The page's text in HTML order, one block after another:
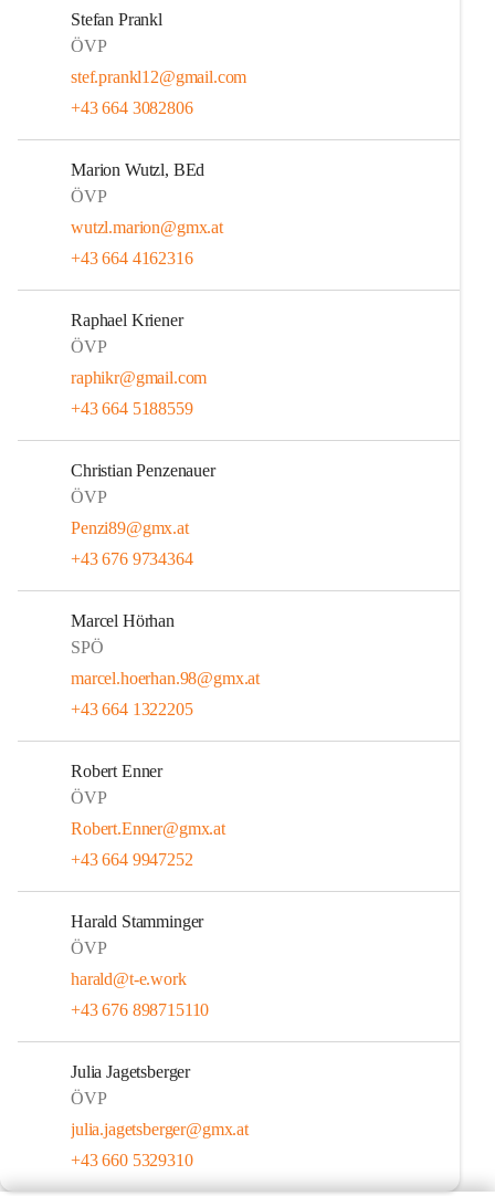
Stefan Prankl
ÖVP
stef.prankl12@gmail.com
+43 664 3082806
Marion Wutzl, BEd
ÖVP
wutzl.marion@gmx.at
+43 664 4162316
Raphael Kriener
ÖVP
raphikr@gmail.com
+43 664 5188559
Christian Penzenauer
ÖVP
Penzi89@gmx.at
+43 676 9734364
Marcel Hörhan
SPÖ
marcel.hoerhan.98@gmx.at
+43 664 1322205
Robert Enner
ÖVP
Robert.Enner@gmx.at
+43 664 9947252
Harald Stamminger
ÖVP
harald@t-e.work
+43 676 898715110
Julia Jagetsberger
ÖVP
julia.jagetsberger@gmx.at
+43 660 5329310